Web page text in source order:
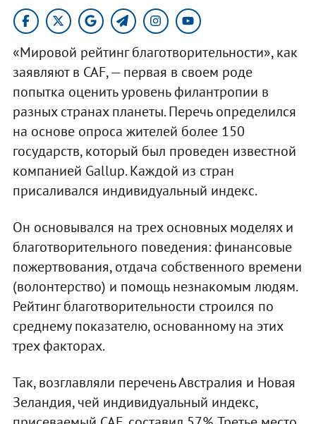
«Мировой рейтинг благотворительности», как
заявляют в CAF, — первая в своем роде
попытка оценить уровень филантропии в
разных странах планеты. Перечь определился
на основе опроса жителей более 150
государств, который был проведен известной
компанией Gallup. Каждой из стран
присаливался индивидуальный индекс.
Он основывался на трех основных моделях и
благотворительного поведения: финансовые
пожертвования, отдача собственного времени
(волонтерство) и помощь незнакомым людям.
Рейтинг благотворительности строился по
среднему показателю, основанному на этих
трех факторах.
Так, возглавляли перечень Австралия и Новая
Зеландия, чей индивидуальный индекс,